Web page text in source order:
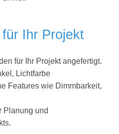
Ihr Projekt
für Ihr Projekt angefertigt.
Lichtfarbe
Features wie Dimmbarkeit,
Planung und